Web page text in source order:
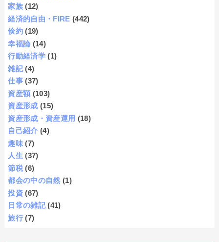
家族 (12)
経済的自由・FIRE (442)
倹約 (19)
幸福論 (14)
行動経済学 (1)
雑記 (4)
仕事 (37)
資産額 (103)
資産形成 (15)
資産形成・資産運用 (18)
自己紹介 (4)
趣味 (7)
人生 (37)
節税 (6)
都会の中の自然 (1)
投資 (67)
日常の雑記 (41)
旅行 (7)